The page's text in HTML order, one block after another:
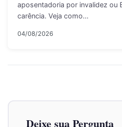
aposentadoria por invalidez ou
carência. Veja como…
04/08/2026
Deixe sua Pergunta